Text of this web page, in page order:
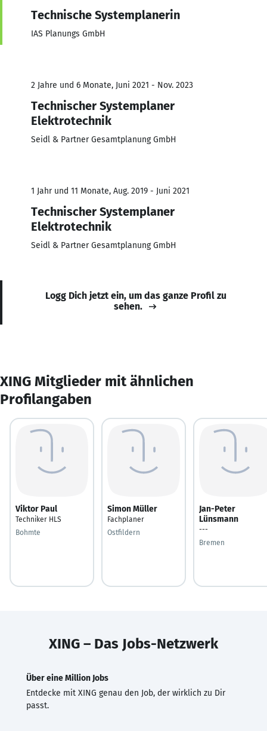
Technische Systemplanerin
IAS Planungs GmbH
2 Jahre und 6 Monate, Juni 2021 - Nov. 2023
Technischer Systemplaner
Elektrotechnik
Seidl & Partner Gesamtplanung GmbH
1 Jahr und 11 Monate, Aug. 2019 - Juni 2021
Technischer Systemplaner
Elektrotechnik
Seidl & Partner Gesamtplanung GmbH
Logg Dich jetzt ein, um das ganze Profil zu
sehen.
XING Mitglieder mit ähnlichen
Profilangaben
Viktor Paul
Techniker HLS
Bohmte
Simon Müller
Fachplaner
Ostfildern
Jan-Peter
Lünsmann
---
Bremen
XING – Das Jobs-Netzwerk
Über eine Million Jobs
Entdecke mit XING genau den Job, der wirklich zu Dir
passt.